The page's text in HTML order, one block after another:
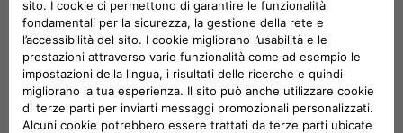
collegarla a una presa Schuko per utilizzarla fino a 2,4 kW, ma
con una installazione professionale è in grado di erogare una
potenza fino a 7 kW. È proprio in quest’ultima configurazione
che sono state ricaricate le smart fortwo del campionato.
Le eProWallbox sono la scelta perfetta per privati e per
gestire flotte e parcheggi pubblici. Infatti, è un dispositivo